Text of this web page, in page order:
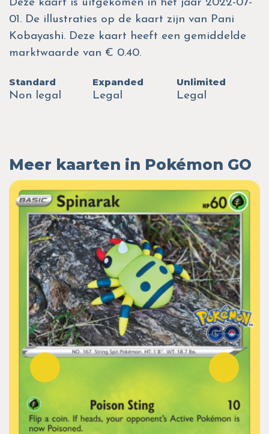
Deze kaart is uitgekomen in het jaar 2022-07-
01. De illustraties op de kaart zijn van Pani
Kobayashi. Deze kaart heeft een gemiddelde
marktwaarde van € 0.40.
Standard
Non legal
Expanded
Legal
Unlimited
Legal
Meer kaarten in Pokémon GO